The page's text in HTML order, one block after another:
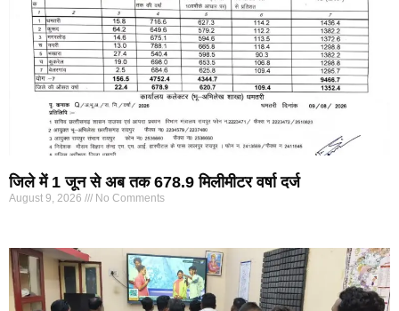
जिले में 1 जून से अब तक 678.9 मिलीमीटर वर्षा दर्ज
August 9, 2026 No Comments